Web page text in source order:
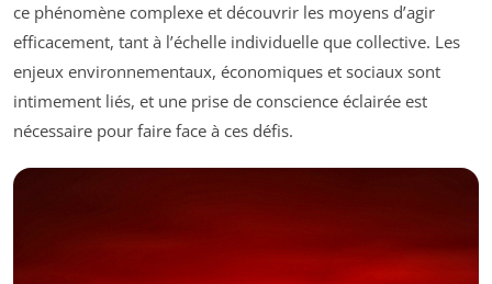
ce phénomène complexe et découvrir les moyens d’agir
efficacement, tant à l’échelle individuelle que collective. Les
enjeux environnementaux, économiques et sociaux sont
intimement liés, et une prise de conscience éclairée est
nécessaire pour faire face à ces défis.